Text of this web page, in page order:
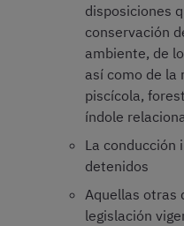
disposiciones
conservación
ambiente, de
así como de la
piscícola,
índole
La conducción
detenidos
Aquellas otras
legislación